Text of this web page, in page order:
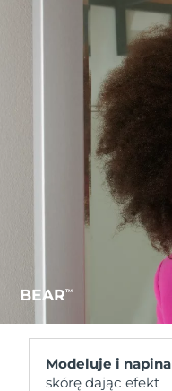
BEARTM
Modeluje i napina
skórę dając efekt